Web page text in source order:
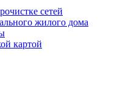
сетей
жилого дома
картой